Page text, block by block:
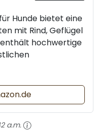
Hunde bietet eine
mit Rind, Geflügel
enthält hochwertige
a.m.